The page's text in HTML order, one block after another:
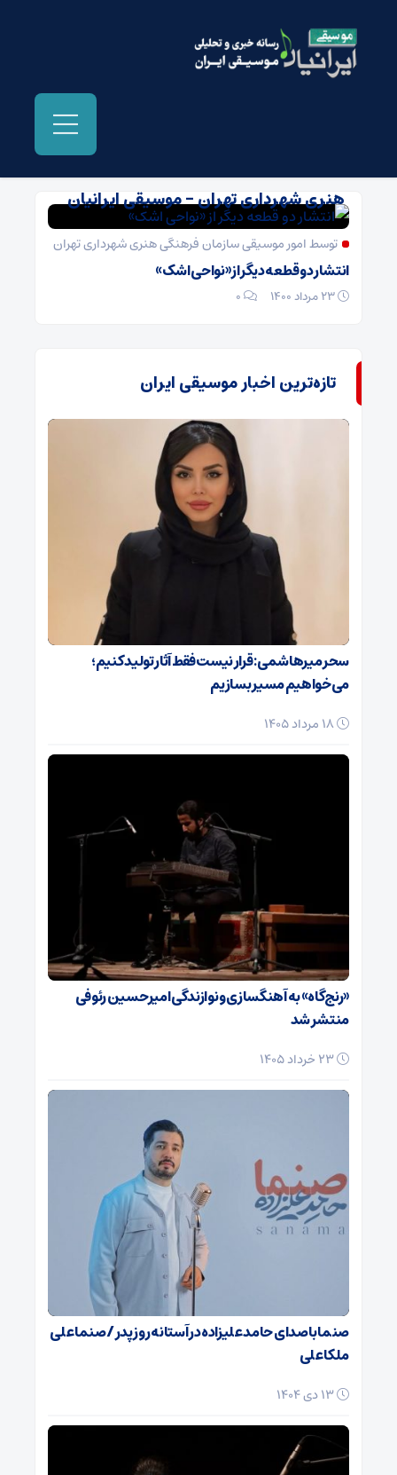
بایگانی‌ها امور موسیقی سازمان فرهنگی
هنری شهرداری تهران - موسیقی ایرانیان
توسط امور موسیقی سازمان فرهنگی هنری شهرداری تهران
انتشار دو قطعه دیگر از «نواحی اشک»
۰
تازه‌ترین اخبار موسیقی ایران
سحر میرهاشمی: قرار نیست فقط آثار تولید کنیم؛
می‌خواهیم مسیر بسازیم
«رنج‌گاه» به آهنگسازی و نوازندگی امیرحسین رئوفی
منتشر شد
صنما با صدای حامد علیزاده در آستانه روز پدر / صنما علی
ملکا علی